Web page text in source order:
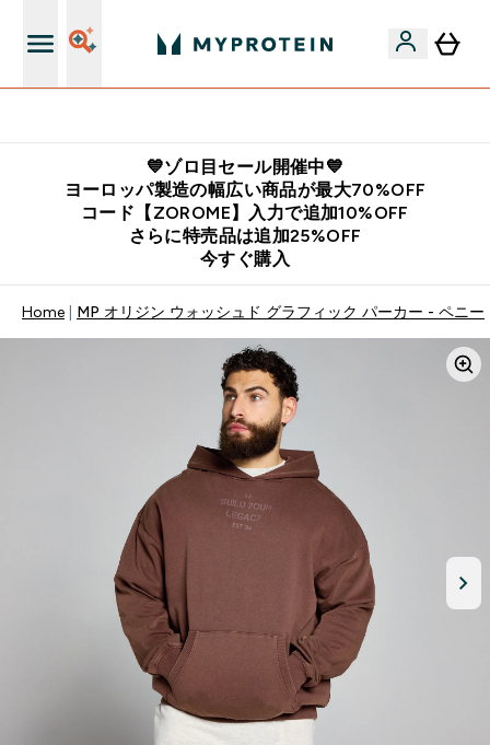
💙ゾロ目セール開催中💙
ヨーロッパ製造の幅広い商品が最大70%OFF
コード【ZOROME】入力で追加10%OFF
さらに特売品は追加25%OFF
今すぐ購入
Home MP オリジン ウォッシュド グラフィック パーカー - ペニー